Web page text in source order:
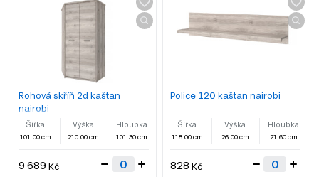
Rohová skříň 2d kaštan
nairobi
Šířka
101.00 cm
Výška
210.00 cm
Hloubka
101.30 cm
9 689 Kč
Police 120 kaštan nairobi
Šířka
118.00 cm
Výška
26.00 cm
Hloubka
21.60 cm
828 Kč